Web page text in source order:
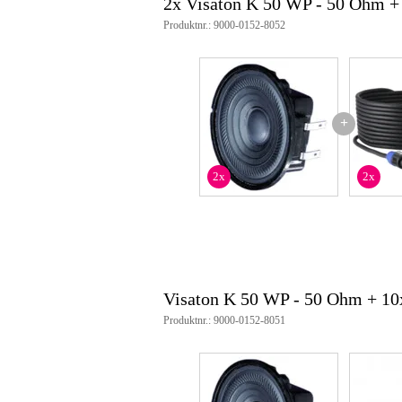
Produktnr.: 9000-0152-8052
+
2x 2x
Visaton K 50 WP - 50 Ohm +
Produktnr.: 9000-0152-8051